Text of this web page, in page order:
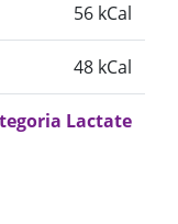
56 kCal
48 kCal
Lactate